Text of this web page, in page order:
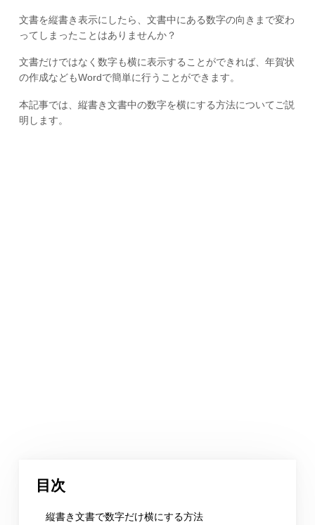
文書を縦書き表示にしたら、文書中にある数字の向きまで変わ
ってしまったことはありませんか？
文書だけではなく数字も横に表示することができれば、年賀状
の作成などもWordで簡単に行うことができます。
本記事では、縦書き文書中の数字を横にする方法についてご説
明します。
目次
縦書き文書で数字だけ横にする方法